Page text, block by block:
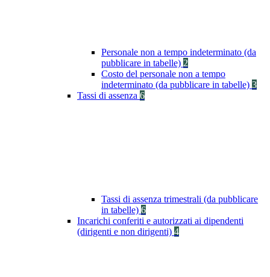
Personale non a tempo indeterminato (da
pubblicare in tabelle) 2
Costo del personale non a tempo
indeterminato (da pubblicare in tabelle) 3
Tassi di assenza 6
Tassi di assenza trimestrali (da pubblicare
in tabelle) 6
Incarichi conferiti e autorizzati ai dipendenti
(dirigenti e non dirigenti) 4